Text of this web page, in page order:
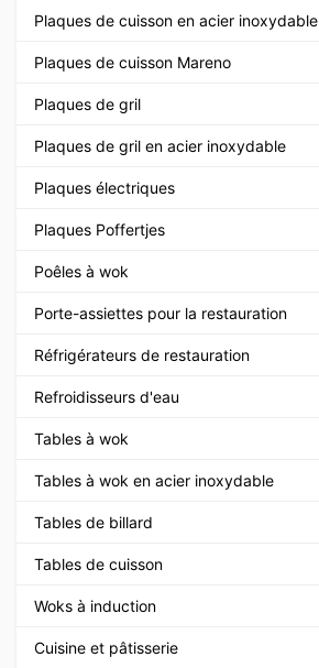
Plaques de cuisson en acier inoxydable
Plaques de cuisson Mareno
Plaques de gril
Plaques de gril en acier inoxydable
Plaques électriques
Plaques Poffertjes
Poêles à wok
Porte-assiettes pour la restauration
Réfrigérateurs de restauration
Refroidisseurs d'eau
Tables à wok
Tables à wok en acier inoxydable
Tables de billard
Tables de cuisson
Woks à induction
Cuisine et pâtisserie